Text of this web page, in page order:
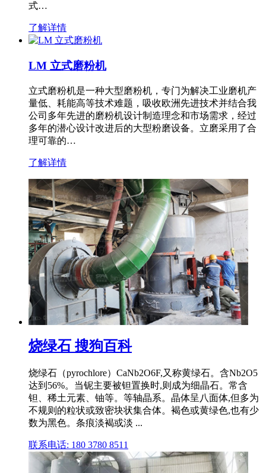
式…
了解详情
LM 立式磨粉机
立式磨粉机是一种大型磨粉机，专门为解决工业磨机产
量低、耗能高等技术难题，吸收欧洲先进技术并结合我
公司多年先进的磨粉机设计制造理念和市场需求，经过
多年的潜心设计改进后的大型粉磨设备。立磨采用了合
理可靠的…
了解详情
烧绿石 搜狗百科
烧绿石（pyrochlore）CaNb2O6F,又称黄绿石。含Nb2O5
达到56%。当铌主要被钽置换时,则成为细晶石。常含
钽、稀土元素、铀等。等轴晶系。晶体呈八面体,但多为
不规则的粒状或致密块状集合体。褐色或黄绿色,也有少
数为黑色。条痕淡褐或淡 ...
联系电话: 180 3780 8511